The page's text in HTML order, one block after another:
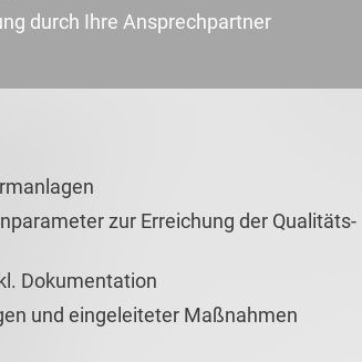
durch Ihre Ansprechpartner
zur Erreichung der Qualitäts-
Dokumentation
und eingeleiteter Maßnahmen